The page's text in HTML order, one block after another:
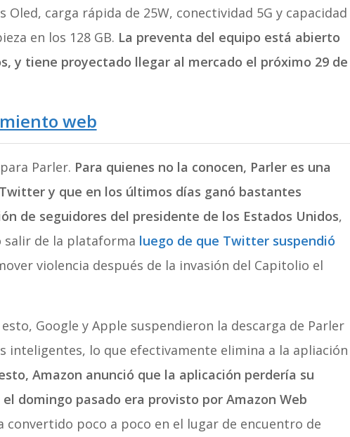
carga rápida de 25W, conectividad 5G y capacidad
en los 128 GB. La preventa del equipo está abierto
y tiene proyectado llegar al mercado el próximo 29 de
web
Parler. Para quienes no la conocen, Parler es una
y que en los últimos días ganó bastantes
de seguidores del presidente de los Estados Unidos,
de la plataforma luego de que Twitter suspendió
violencia después de la invasión del Capitolio el
Google y Apple suspendieron la descarga de Parler
inteligentes, lo que efectivamente elimina a la apliación
Amazon anunció que la aplicación perdería su
domingo pasado era provisto por Amazon Web
convertido poco a poco en el lugar de encuentro de